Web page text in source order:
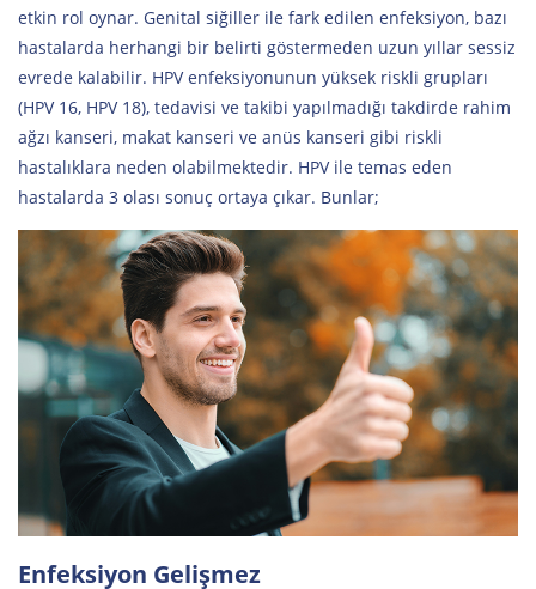
etkin rol oynar. Genital siğiller ile fark edilen enfeksiyon, bazı
hastalarda herhangi bir belirti göstermeden uzun yıllar sessiz
evrede kalabilir. HPV enfeksiyonunun yüksek riskli grupları
(HPV 16, HPV 18), tedavisi ve takibi yapılmadığı takdirde rahim
ağzı kanseri, makat kanseri ve anüs kanseri gibi riskli
hastalıklara neden olabilmektedir. HPV ile temas eden
hastalarda 3 olası sonuç ortaya çıkar. Bunlar;
Enfeksiyon Gelişmez